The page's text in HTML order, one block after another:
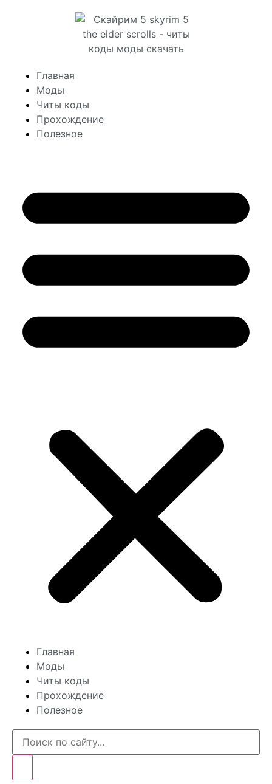
Главная
Моды
Читы коды
Прохождение
Полезное
Главная
Моды
Читы коды
Прохождение
Полезное